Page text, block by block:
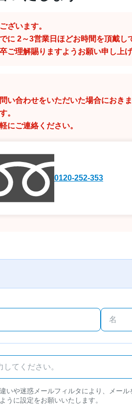
ざいます。
2～3営業日ほどお時間を頂戴し
ご理解賜りますようお願い申し上げ
い合わせをいただいた場合におき
。
にご連絡ください。
0120-252-353
いや迷惑メールフィルタにより、メー
うに設定をお願いいたします。